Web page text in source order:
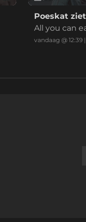
Poeskat
All you can
eopend!
vandaag @ 12:39|